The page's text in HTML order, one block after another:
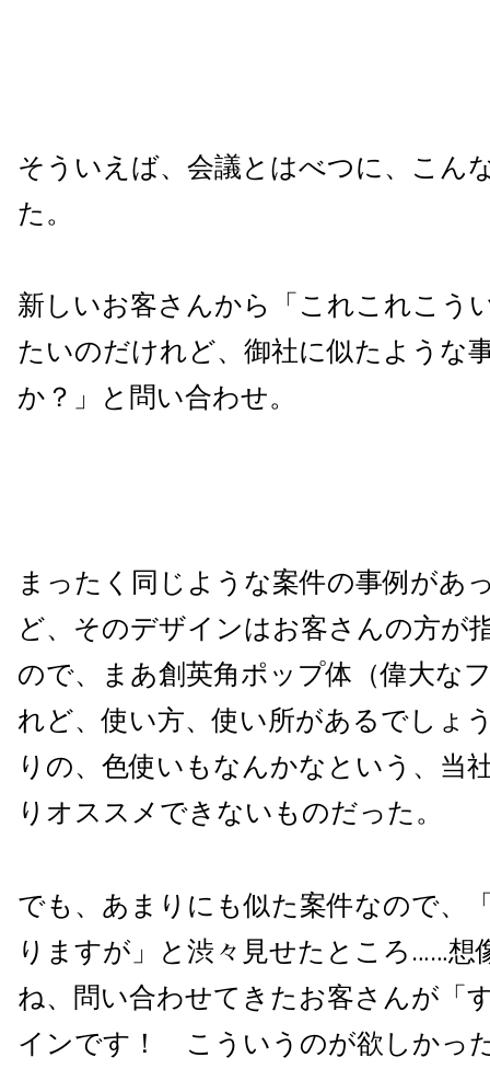
そういえば、会議とはべつに、こん
た。
新しいお客さんから「これこれこう
たいのだけれど、御社に似たような
か？」と問い合わせ。
まったく同じような案件の事例があ
ど、そのデザインはお客さんの方が
ので、まあ創英角ポップ体（偉大な
れど、使い方、使い所があるでしょ
りの、色使いもなんかなという、当
りオススメできないものだった。
でも、あまりにも似た案件なので、
りますが」と渋々見せたところ……想
ね、問い合わせてきたお客さんが「
インです！ こういうのが欲しかっ